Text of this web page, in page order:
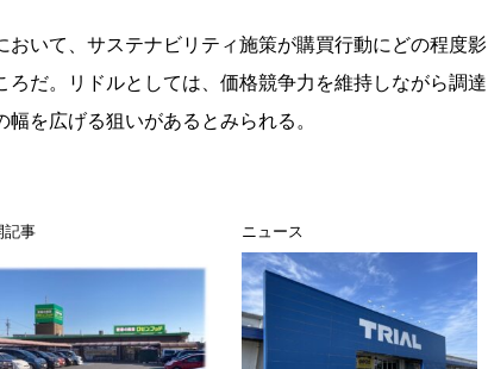
いて、サステナビリティ施策が購買行動にどの程度影
だ。リドルとしては、価格競争力を維持しながら調達
を広げる狙いがあるとみられる。
記事 ニュース